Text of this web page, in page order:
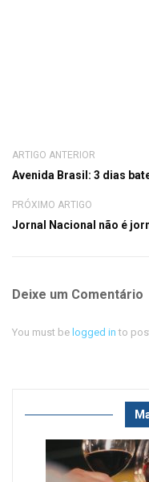
ARTIGO ANTERIOR
Avenida Brasil: 3 dias
PRÓXIMO ARTIGO
Jornal Nacional não é
Deixe um Comentário
You must be logged in to